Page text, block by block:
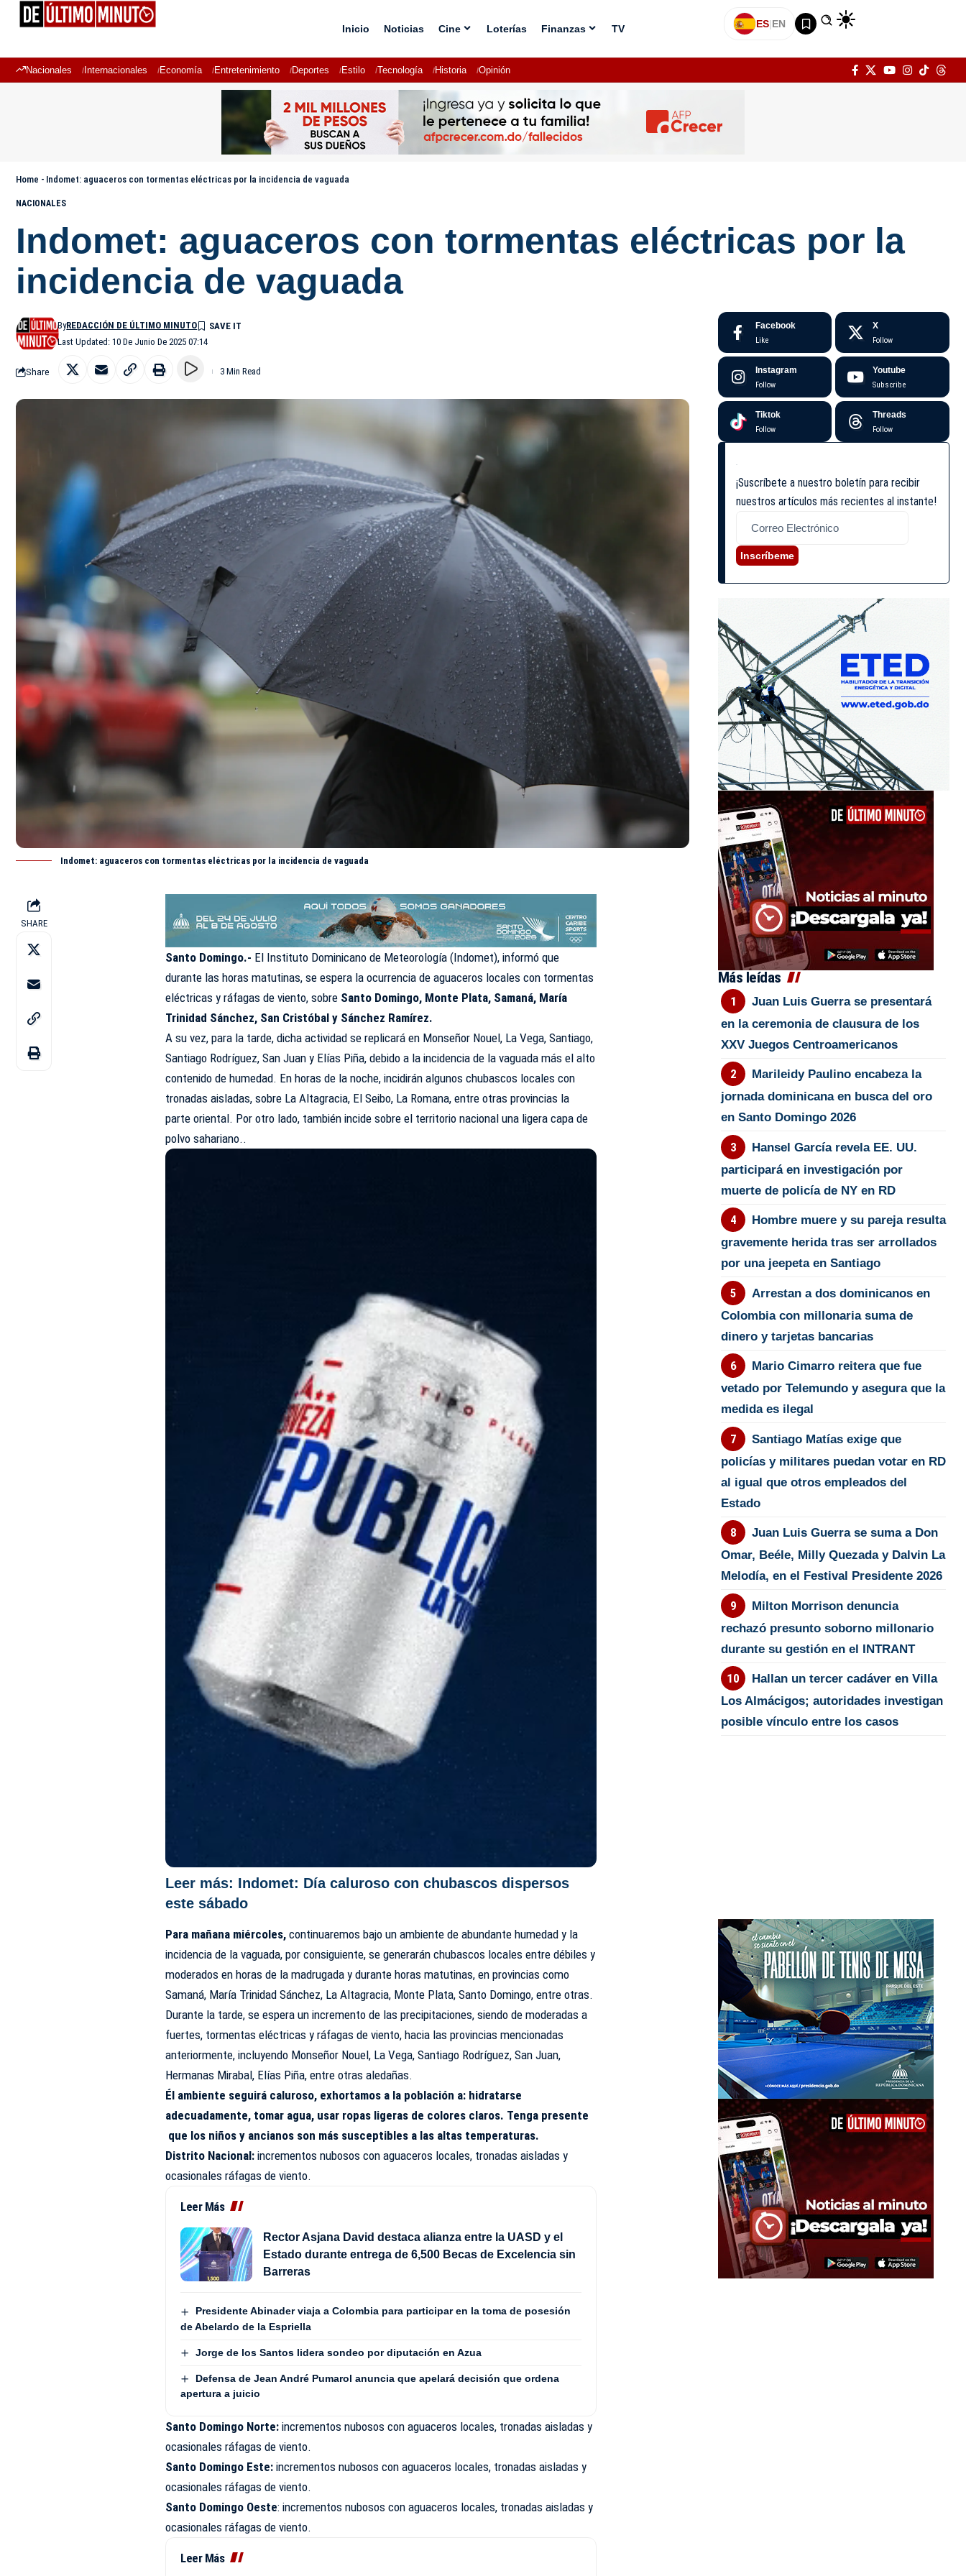
Inicio Noticias Cine Loterías Finanzas TV ES|EN
Nacionales Internacionales Economía Entretenimiento Deportes Estilo Tecnología Historia Opinión
Home - Indomet: aguaceros con tormentas eléctricas por la incidencia de vaguada
NACIONALES
Indomet: aguaceros con tormentas eléctricas por la
incidencia de vaguada
Last Updated: 10 De Junio De 2025 07:14
ByREDACCIÓN DE ÚLTIMO MINUTO
Share 3 Min Read
Indomet: aguaceros con tormentas eléctricas por la incidencia de vaguada
SHARE
Santo Domingo.- El Instituto Dominicano de Meteorología (Indomet), informó que
durante las horas matutinas, se espera la ocurrencia de aguaceros locales con tormentas
eléctricas y ráfagas de viento, sobre Santo Domingo, Monte Plata, Samaná, María
Trinidad Sánchez, San Cristóbal y Sánchez Ramírez.
A su vez, para la tarde, dicha actividad se replicará en Monseñor Nouel, La Vega, Santiago,
Santiago Rodríguez, San Juan y Elías Piña, debido a la incidencia de la vaguada más el alto
contenido de humedad. En horas de la noche, incidirán algunos chubascos locales con
tronadas aisladas, sobre La Altagracia, El Seibo, La Romana, entre otras provincias la
parte oriental. Por otro lado, también incide sobre el territorio nacional una ligera capa de
polvo sahariano..
Leer más: Indomet: Día caluroso con chubascos dispersos
este sábado
Para mañana miércoles,continuaremos bajo un ambiente de abundante humedad y la
incidencia de la vaguada, por consiguiente, se generarán chubascos locales entre débiles y
moderados en horas de la madrugada y durante horas matutinas, en provincias como
Samaná, María Trinidad Sánchez, La Altagracia, Monte Plata, Santo Domingo, entre otras.
Durante la tarde, se espera un incremento de las precipitaciones, siendo de moderadas a
fuertes, tormentas eléctricas y ráfagas de viento, hacia las provincias mencionadas
anteriormente, incluyendo Monseñor Nouel, La Vega, Santiago Rodríguez, San Juan,
Hermanas Mirabal, Elías Piña, entre otras aledañas.
Él ambiente seguirá caluroso, exhortamos a la población a: hidratarse
adecuadamente, tomar agua, usar ropas ligeras de colores claros. Tenga presente
que los niños y ancianos son más susceptibles a las altas temperaturas.
Distrito Nacional:incrementos nubosos con aguaceros locales, tronadas aisladas y
ocasionales ráfagas de viento.
Leer Más
Rector Asjana David destaca alianza entre la UASD y el
Estado durante entrega de 6,500 Becas de Excelencia sin
Barreras
Presidente Abinader viaja a Colombia para participar en la toma de posesión
de Abelardo de la Espriella
Jorge de los Santos lidera sondeo por diputación en Azua
Defensa de Jean André Pumarol anuncia que apelará decisión que ordena
apertura a juicio
Santo Domingo Norte:incrementos nubosos con aguaceros locales, tronadas aisladas y
ocasionales ráfagas de viento.
Santo Domingo Este: incrementos nubosos con aguaceros locales, tronadas aisladas y
ocasionales ráfagas de viento.
Santo Domingo Oeste: incrementos nubosos con aguaceros locales, tronadas aisladas y
ocasionales ráfagas de viento.
Leer Más
Facebook
Like
X
Follow
Instagram
Follow
Youtube
Subscribe
Tiktok
Follow
Threads
Follow
¡Suscríbete a nuestro boletín para recibir
nuestros artículos más recientes al instante!
Inscríbeme
Más leídas
Juan Luis Guerra se presentará
en la ceremonia de clausura de los
XXV Juegos Centroamericanos
Marileidy Paulino encabeza la
jornada dominicana en busca del oro
en Santo Domingo 2026
Hansel García revela EE. UU.
participará en investigación por
muerte de policía de NY en RD
Hombre muere y su pareja resulta
gravemente herida tras ser arrollados
por una jeepeta en Santiago
Arrestan a dos dominicanos en
Colombia con millonaria suma de
dinero y tarjetas bancarias
Mario Cimarro reitera que fue
vetado por Telemundo y asegura que la
medida es ilegal
Santiago Matías exige que
policías y militares puedan votar en RD
al igual que otros empleados del
Estado
Juan Luis Guerra se suma a Don
Omar, Beéle, Milly Quezada y Dalvin La
Melodía, en el Festival Presidente 2026
Milton Morrison denuncia
rechazó presunto soborno millonario
durante su gestión en el INTRANT
Hallan un tercer cadáver en Villa
Los Almácigos; autoridades investigan
posible vínculo entre los casos